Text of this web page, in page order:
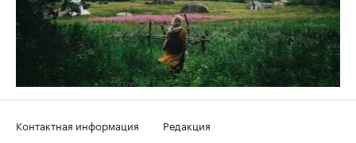
Контактная информация
Редакция